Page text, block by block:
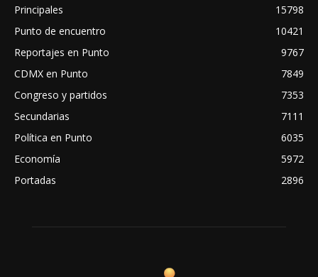
Principales
15798
Punto de encuentro
10421
Reportajes en Punto
9767
CDMX en Punto
7849
Congreso y partidos
7353
Secundarias
7111
Política en Punto
6035
Economía
5972
Portadas
2896